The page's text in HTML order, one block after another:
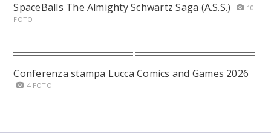
SpaceBalls The Almighty Schwartz Saga (A.S.S.)
10
FOTO
Conferenza stampa Lucca Comics and Games 2026
4 FOTO